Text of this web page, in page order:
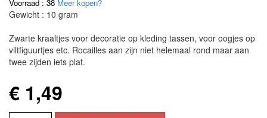
Voorraad : 38 Meer kopen?
Gewicht : 10 gram
Zwarte kraaltjes voor decoratie op kleding tassen, voor oogjes op
viltfiguurtjes etc. Rocailles aan zijn niet helemaal rond maar aan
twee zijden iets plat.
€ 1,49